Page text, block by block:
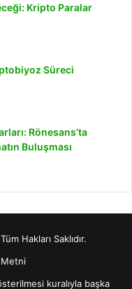
Kripto Paralar
Süreci
Rönesans’ta
Buluşması
Hakları Saklıdır.
Metni
kuralıyla başka